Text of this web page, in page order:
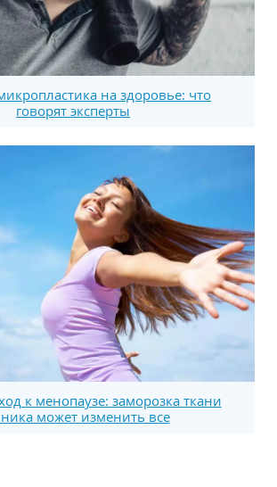
на здоровье: что
говорят эксперты
к менопаузе: заморозка ткани
может изменить все